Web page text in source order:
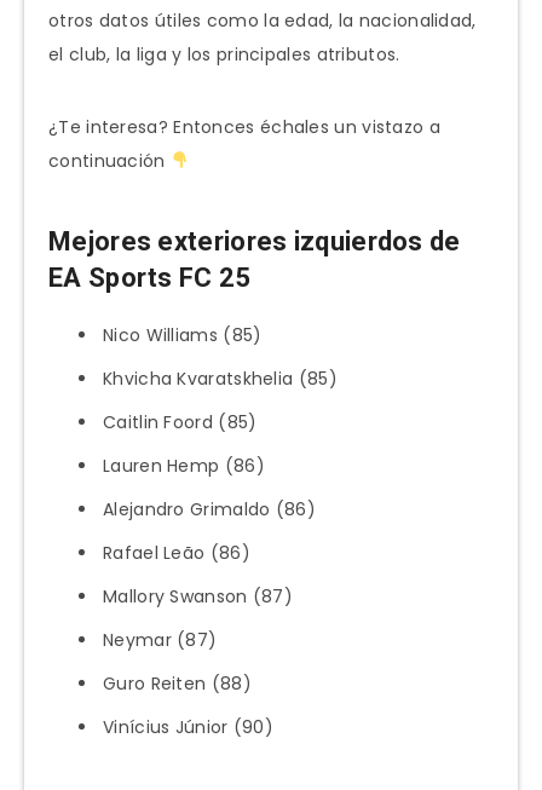
otros datos útiles como la edad, la nacionalidad,
el club, la liga y los principales atributos.
¿Te interesa? Entonces échales un vistazo a
continuación
Mejores exteriores izquierdos de
EA Sports FC 25
Nico Williams (85)
Khvicha Kvaratskhelia (85)
Caitlin Foord (85)
Lauren Hemp (86)
Alejandro Grimaldo (86)
Rafael Leão (86)
Mallory Swanson (87)
Neymar (87)
Guro Reiten (88)
Vinícius Júnior (90)